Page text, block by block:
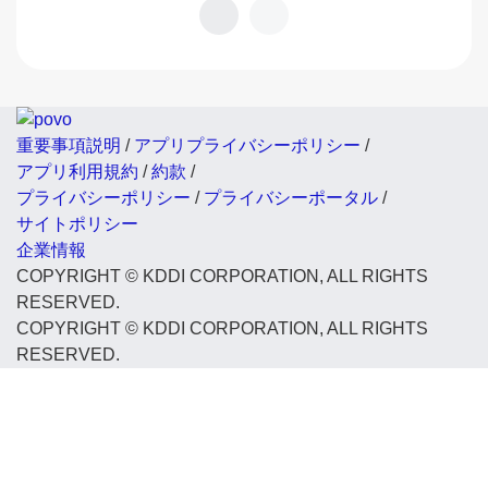
重要事項説明 / アプリプライバシーポリシー /
アプリ利用規約 /約款 /
プライバシーポリシー / プライバシーポータル /
サイトポリシー
企業情報
COPYRIGHT © KDDI CORPORATION, ALL RIGHTS
RESERVED.
COPYRIGHT © KDDI CORPORATION, ALL RIGHTS
RESERVED.